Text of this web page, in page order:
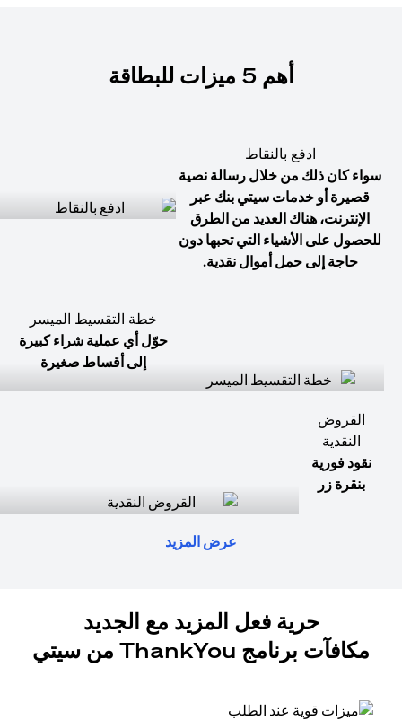
أهم 5 ميزات للبطاقة
ادفع بالنقاط
سواء كان ذلك من خلال رسالة نصية
قصيرة أو خدمات سيتي بنك عبر
الإنترنت، هناك العديد من الطرق
للحصول على الأشياء التي تحبها دون
حاجة إلى حمل أموال نقدية.
خطة التقسيط الميسر
حوّل أي عملية شراء كبيرة
إلى أقساط صغيرة
القروض
النقدية
نقود فورية
بنقرة زر
عرض المزيد
حرية فعل المزيد مع الجديد
مكافآت برنامج ThankYou من سيتي